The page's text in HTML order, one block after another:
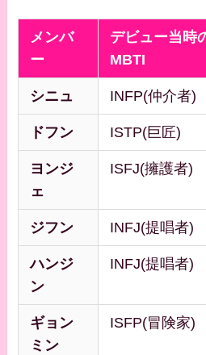
メンバ
ー
デビュー当時
MBTI
シニュ INFP(仲介者)
ドフン ISTP(巨匠)
ヨンジ
ェ
ISFJ(擁護者)
ジフン INFJ(提唱者)
ハンジ
ン
INFJ(提唱者)
ギョン
ミン
ISFP(冒険家)